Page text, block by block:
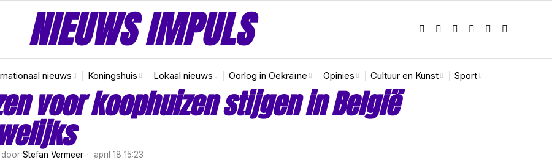
NIEUWS IMPULS
nieuws Koningshuis Lokaal nieuws Oorlog in Oekraïne Opinies Cultuur en Kunst Sport
voor koophuizen stijgen in België
door Stefan Vermeer april 18 15:23